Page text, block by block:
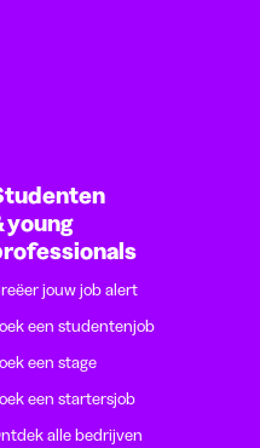
young
jouw job alert
een studentenjob
een stage
een startersjob
alle bedrijven